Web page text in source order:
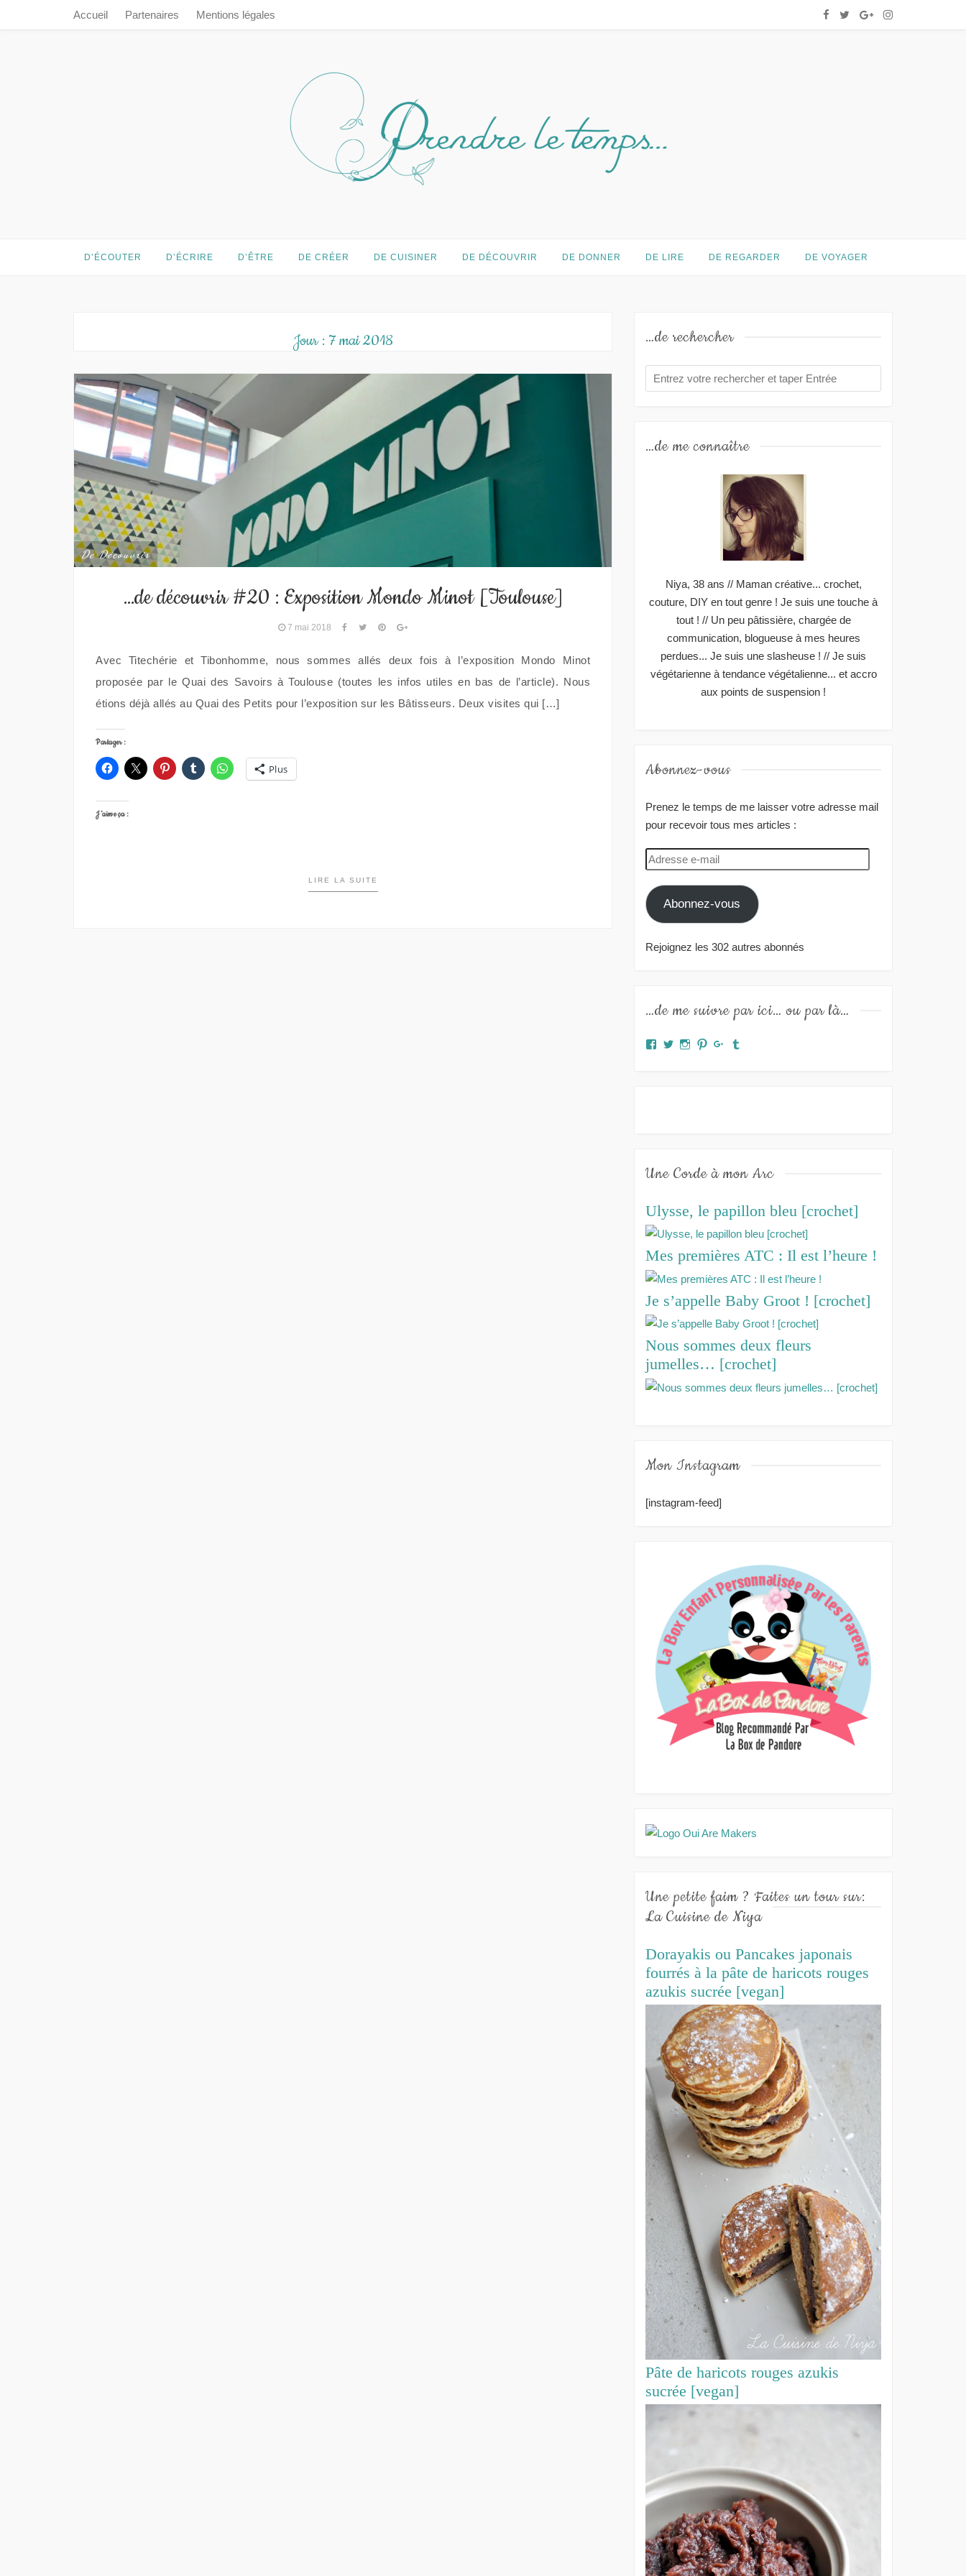
Accueil Partenaires Mentions légales
Prendre le temps…
D’ÉCOUTER D’ÉCRIRE D’ÊTRE DE CRÉER DE CUISINER DE DÉCOUVRIR DE DONNER DE LIRE DE REGARDER DE VOYAGER
Jour : 7 mai 2018
De Découvrir
…de découvrir #20 : Exposition Mondo Minot [Toulouse]
7 mai 2018
Avec Titechérie et Tibonhomme, nous sommes allés deux fois à l’exposition Mondo Minot
proposée par le Quai des Savoirs à Toulouse (toutes les infos utiles en bas de l’article). Nous
étions déjà allés au Quai des Petits pour l’exposition sur les Bâtisseurs. Deux visites qui […]
Partager :
Plus
J’aime ça :
LIRE LA SUITE
…de rechercher
…de me connaître
Niya, 38 ans // Maman créative... crochet,
couture, DIY en tout genre ! Je suis une touche à
tout ! // Un peu pâtissière, chargée de
communication, blogueuse à mes heures
perdues... Je suis une slasheuse ! // Je suis
végétarienne à tendance végétalienne... et accro
aux points de suspension !
Abonnez-vous
Prenez le temps de me laisser votre adresse mail
pour recevoir tous mes articles :
Adresse
e-
mail
Abonnez-vous
Rejoignez les 302 autres abonnés
…de me suivre par ici… ou par là…
Facebook
TwitterInstagram
PinterestGoogle+
Une Corde à mon Arc
Ulysse, le papillon bleu [crochet]
Mes premières ATC : Il est l’heure !
Je s’appelle Baby Groot ! [crochet]
Nous sommes deux fleurs
jumelles… [crochet]
Mon Instagram
[instagram-feed]
Une petite faim ? Faites un tour sur:
La Cuisine de Niya
Dorayakis ou Pancakes japonais
fourrés à la pâte de haricots rouges
azukis sucrée [vegan]
Pâte de haricots rouges azukis
sucrée [vegan]